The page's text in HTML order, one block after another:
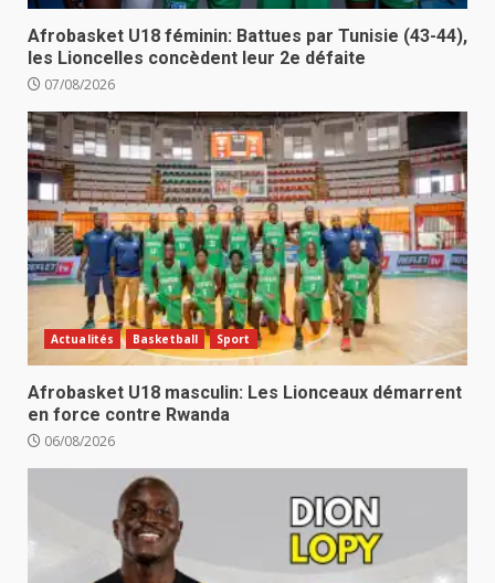
Afrobasket U18 féminin: Battues par Tunisie (43-44),
les Lioncelles concèdent leur 2e défaite
07/08/2026
Actualités Basketball Sport
Afrobasket U18 masculin: Les Lionceaux démarrent
en force contre Rwanda
06/08/2026